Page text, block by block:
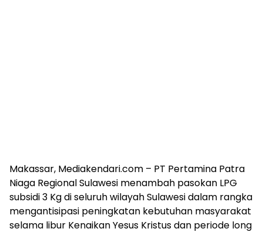
Makassar, Mediakendari.com – PT Pertamina Patra
Niaga Regional Sulawesi menambah pasokan LPG
subsidi 3 Kg di seluruh wilayah Sulawesi dalam rangka
mengantisipasi peningkatan kebutuhan masyarakat
selama libur Kenaikan Yesus Kristus dan periode long